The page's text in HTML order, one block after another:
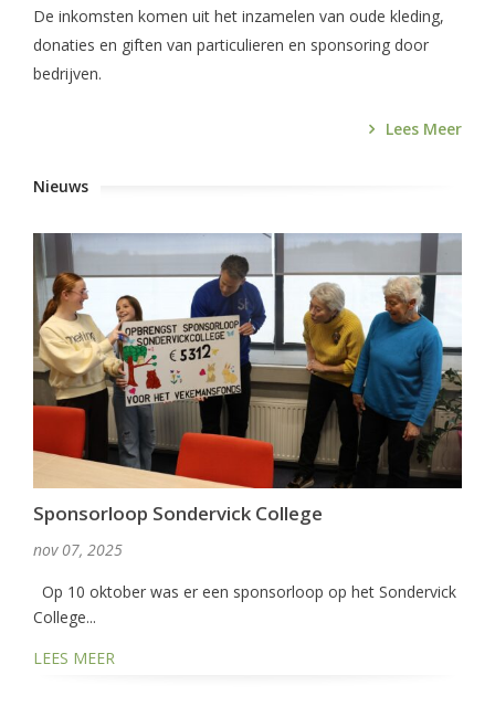
De inkomsten komen uit het inzamelen van oude kleding,
donaties en giften van particulieren en sponsoring door
bedrijven.
Lees Meer
Nieuws
Sponsorloop Sondervick College
nov 07, 2025
Op 10 oktober was er een sponsorloop op het Sondervick
College...
LEES MEER